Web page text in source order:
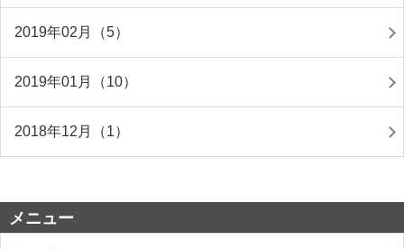
2019年02月（5）
2019年01月（10）
2018年12月（1）
メニュー